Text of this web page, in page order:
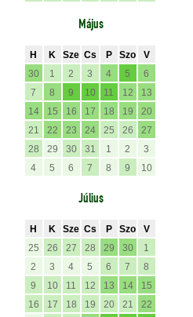
Május
H K Sze Cs P Szo
V
30
1 2 3 4 5
6
7
8 9 10 11 12
13
14
15 16 17 18 19
20
21
22 23 24 25 26
27
28
29 30 31 1 2
3
4
5 6 7 8 9 10
Július
H K Sze Cs P Szo
V
25
26 27 28 29 30
1
2
3 4 5 6 7
8
9
10 11 12 13 14
15
16
17 18 19 20 21
22